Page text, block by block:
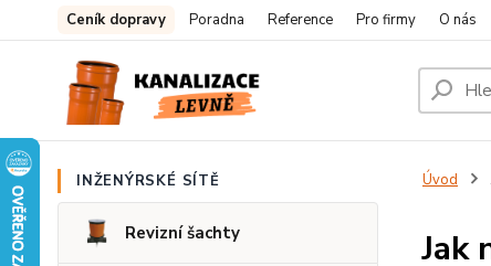
Ceník dopravy Poradna Reference Pro firmy O nás
INŽENÝRSKÉ SÍTĚ
Revizní šachty
Úvod
Jak